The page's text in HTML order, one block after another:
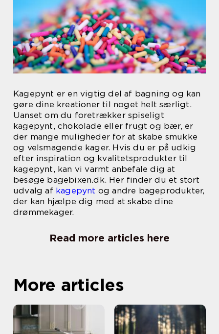
Kagepynt er en vigtig del af bagning og kan
gøre dine kreationer til noget helt særligt.
Uanset om du foretrækker spiseligt
kagepynt, chokolade eller frugt og bær, er
der mange muligheder for at skabe smukke
og velsmagende kager. Hvis du er på udkig
efter inspiration og kvalitetsprodukter til
kagepynt, kan vi varmt anbefale dig at
besøge bagebixen.dk. Her finder du et stort
udvalg af kagepynt og andre bageprodukter,
der kan hjælpe dig med at skabe dine
drømmekager.
Read more articles here
More articles